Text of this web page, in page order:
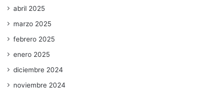
abril 2025
marzo 2025
febrero 2025
enero 2025
diciembre 2024
noviembre 2024